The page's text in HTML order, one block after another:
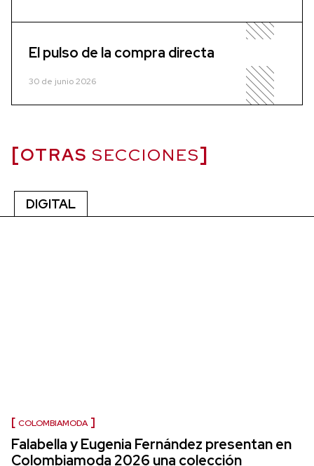
El pulso de la compra directa
30 de junio 2026
OTRAS SECCIONES
DIGITAL
COLOMBIAMODA
Falabella y Eugenia Fernández presentan en
Colombiamoda 2026 una colección